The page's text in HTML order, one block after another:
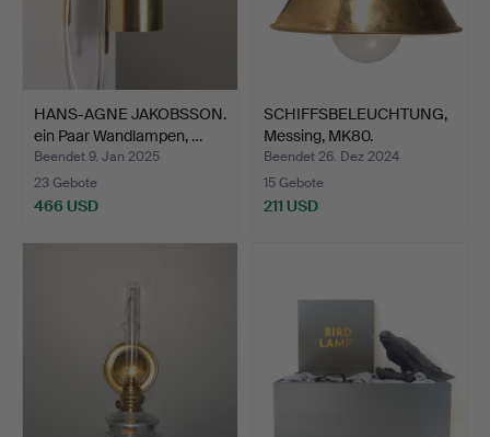
HANS-AGNE JAKOBSSON.
ein Paar Wandlampen, …
Beendet 9. Jan 2025
23 Gebote
466 USD
SCHIFFSBELEUCHTUNG,
Messing, MK80.
Beendet 26. Dez 2024
15 Gebote
211 USD